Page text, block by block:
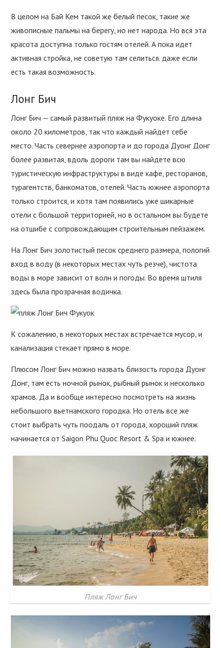
В целом на Бай Кем такой же белый песок, такие же
живописные пальмы на берегу, но нет народа. Но вся эта
красота доступна только гостям отелей. А пока идет
активная стройка, не советую там селиться. даже если
есть такая возможность.
Лонг Бич
Лонг Бич — самый развитый пляж на Фукуоке. Его длина
около 20 километров, так что каждый найдет себе
место. Часть севернее аэропорта и до города Дуонг Донг
более развитая, вдоль дороги там вы найдете всю
туристическую инфраструктуры в виде кафе, ресторанов,
турагентств, банкоматов, отелей. Часть южнее аэропорта
только строится, и хотя там появились уже шикарные
отели с большой территорией, но в остальном вы будете
на отшибе с сопровождающим строительным пейзажем.
На Лонг Бич золотистый песок среднего размера, пологий
вход в воду (в некоторых местах чуть резче), чистота
воды в море зависит от волн и погоды. Во время штиля
здесь была прозрачная водичка.
К сожалению, в некоторых местах встречается мусор, и
канализация стекает прямо в море.
Плюсом Лонг Бич можно назвать близость города Дуонг
Донг, там есть ночной рынок, рыбный рынок и несколько
храмов. Да и вообще интересно посмотреть на жизнь
небольшого вьетнамского городка. Но отель все же
стоит выбрать чуть поодаль от города, хороший пляж
начинается от Saigon Phu Quoc Resort & Spa и южнее.
Пляж Лонг Бич